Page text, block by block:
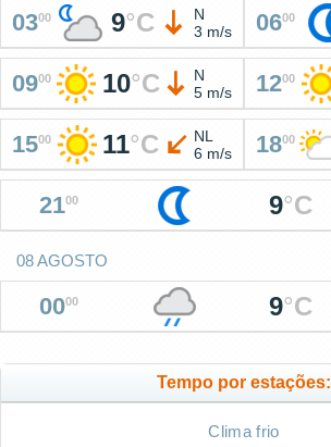
0300 9°C
N
3 m/s
0600
0900 10°C
N
5 m/s
1200
1500 11°C
NL
6 m/s
1800
2100 9°C
08 AGOSTO
0000 9°C
Tempo por estações:
Clima frio